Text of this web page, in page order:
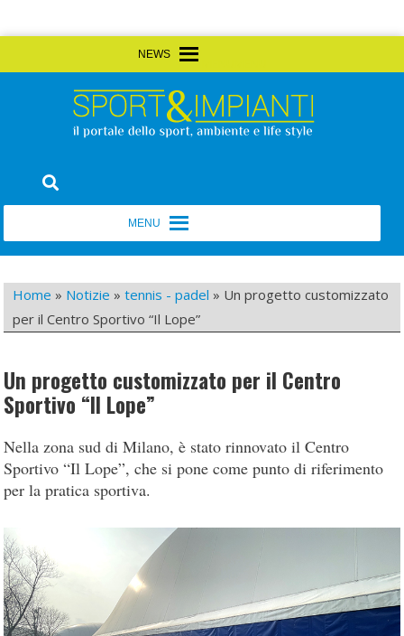
to
Sport&Impianti
Home » Notizie »tennis - padel » Un progetto customizzato
per il Centro Sportivo “Il Lope”
Un progetto customizzato per il Centro
Sportivo “Il Lope”
Nella zona sud di Milano, è stato rinnovato il Centro
Sportivo “Il Lope”, che si pone come punto di riferimento
per la pratica sportiva.